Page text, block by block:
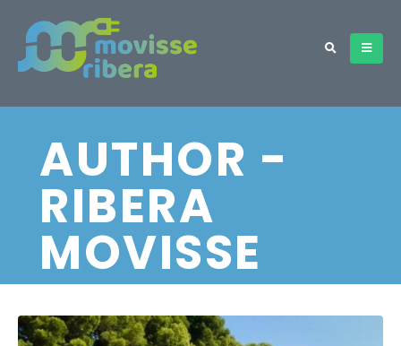
AUTHOR -
RIBERA
MOVISSE